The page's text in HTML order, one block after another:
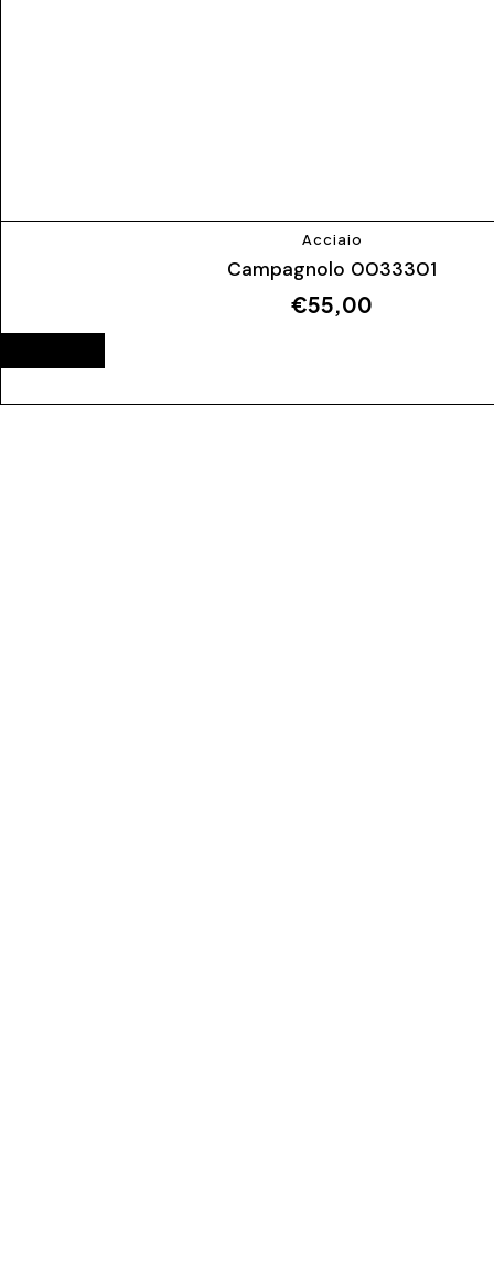
Acciaio
Campagnolo 0033301
€55,00